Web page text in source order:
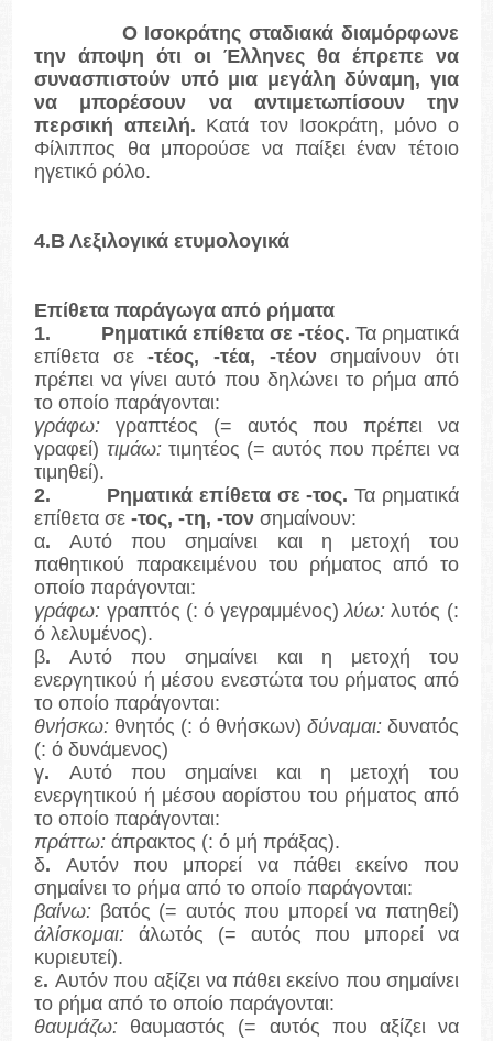
Ο Ισοκράτης σταδιακά διαμόρφωνε
την άποψη ότι οι Έλληνες θα έπρεπε να
συνασπιστούν υπό μια μεγάλη δύναμη, για
να μπορέσουν να αντιμετωπίσουν την
περσική απειλή. Κατά τον Ισοκράτη, μόνο ο
Φίλιππος θα μπορούσε να παίξει έναν τέτοιο
ηγετικό ρόλο.
4.Β Λεξιλογικά ετυμολογικά
Επίθετα παράγωγα από ρήματα
1.
Ρηματικά επίθετα σε -τέος. Τα ρηματικά
επίθετα σε-τέος, -τέα, -τέονσημαίνουν ότι
πρέπει να γίνει αυτό που δηλώνει το ρήμα από
το οποίο παράγονται:
γράφω:γραπτέος (= αυτός που πρέπει να
γραφεί) τιμάω: τιμητέος (= αυτός που πρέπει να
τιμηθεί).
2.
Ρηματικά επίθετα σε -τος.Τα ρηματικά
επίθετα σε-τος, -τη, -τονσημαίνουν:
α.Αυτό που σημαίνει και η μετοχή του
παθητικού παρακειμένου του ρήματος από το
οποίο παράγονται:
γράφω: γραπτός (: ό γεγραμμένος)λύω:λυτός (:
ό λελυμένος).
β.Αυτό που σημαίνει και η μετοχή του
ενεργητικού ή μέσου ενεστώτα του ρήματος από
το οποίο παράγονται:
θνήσκω: θνητός (: ό θνήσκων) δύναμαι: δυνατός
(: ό δυνάμενος)
γ. Αυτό που σημαίνει και η μετοχή του
ενεργητικού ή μέσου αορίστου του ρήματος από
το οποίο παράγονται:
πράττω:άπρακτος (: ό μή πράξας).
δ. Αυτόν που μπορεί να πάθει εκείνο που
σημαίνει το ρήμα από το οποίο παράγονται:
βαίνω: βατός (= αυτός που μπορεί να πατηθεί)
άλίσκομαι:άλωτός (= αυτός που μπορεί να
κυριευτεί).
ε. Αυτόν που αξίζει να πάθει εκείνο που σημαίνει
το ρήμα από το οποίο παράγονται:
θαυμάζω: θαυμαστός (= αυτός που αξίζει να